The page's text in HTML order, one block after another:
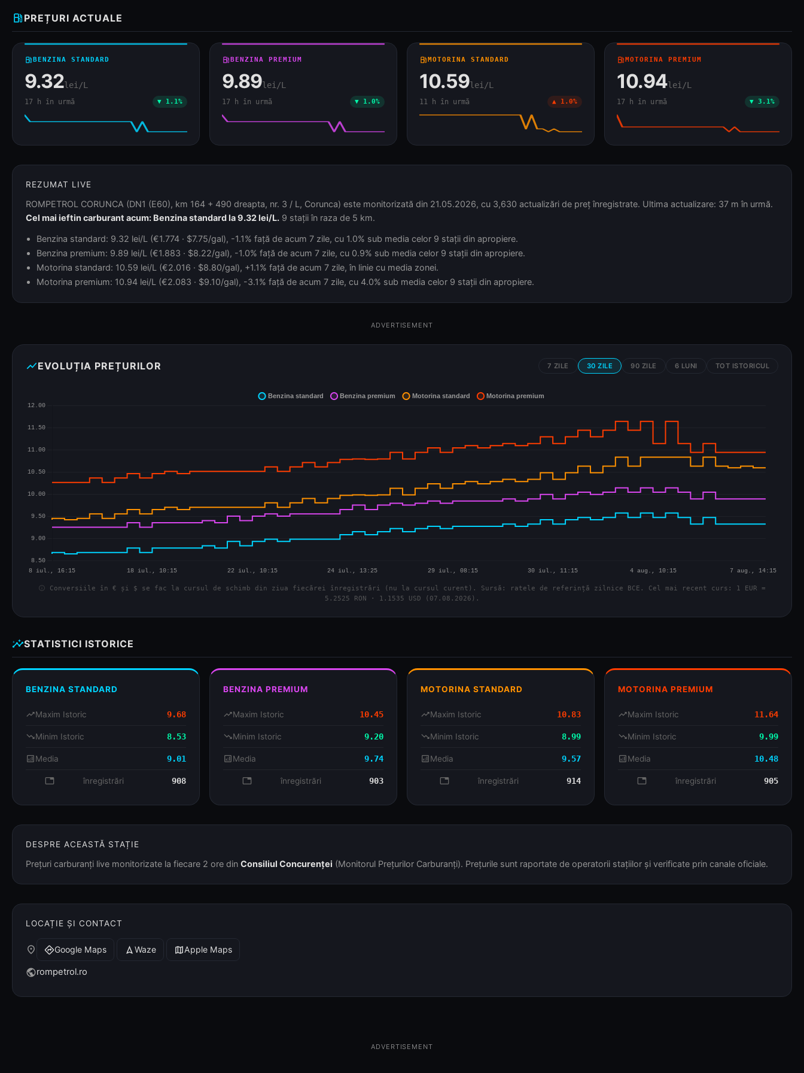
local_gas_station PREȚURI ACTUALE
local_gas_stationBENZINA STANDARD
9.32lei/L
17 h în urmă ▼ 1.1%
local_gas_stationBENZINA PREMIUM
9.89lei/L
17 h în urmă ▼ 1.0%
local_gas_stationMOTORINA STANDARD
10.59lei/L
11 h în urmă ▲ 1.0%
local_gas_stationMOTORINA PREMIUM
10.94lei/L
17 h în urmă ▼ 3.1%
REZUMAT LIVE
ROMPETROL CORUNCA (DN1 (E60), km 164 + 490 dreapta, nr. 3 / L, Corunca) este monitorizată din 21.05.2026, cu 3,630 actualizări de preț înregistrate. Ultima actualizare: 37 m în urmă.
Cel mai ieftin carburant acum: Benzina standard la 9.32 lei/L. 9 stații în raza de 5 km.
Benzina standard: 9.32 lei/L (€1.774 · $7.75/gal), -1.1% față de acum 7 zile, cu 1.0% sub media celor 9 stații din apropiere.
Benzina premium: 9.89 lei/L (€1.883 · $8.22/gal), -1.0% față de acum 7 zile, cu 0.9% sub media celor 9 stații din apropiere.
Motorina standard: 10.59 lei/L (€2.016 · $8.80/gal), +1.1% față de acum 7 zile, în linie cu media zonei.
Motorina premium: 10.94 lei/L (€2.083 · $9.10/gal), -3.1% față de acum 7 zile, cu 4.0% sub media celor 9 stații din apropiere.
ADVERTISEMENT
show_chartEVOLUȚIA PREȚURILOR 7 ZILE 30 ZILE 90 ZILE 6 LUNI TOT ISTORICUL
info
Conversiile în € și $ se fac la cursul de schimb din ziua fiecărei înregistrări (nu la cursul curent). Sursă: ratele de referință zilnice BCE. Cel mai recent curs: 1 EUR =
5.2525 RON · 1.1535 USD (07.08.2026).
insightsSTATISTICI ISTORICE
BENZINA STANDARD
trending_upMaxim Istoric 9.68
trending_downMinim Istoric 8.53
analyticsMedia 9.01
database înregistrări 908
BENZINA PREMIUM
trending_upMaxim Istoric 10.45
trending_downMinim Istoric 9.20
analyticsMedia 9.74
database înregistrări 903
MOTORINA STANDARD
trending_upMaxim Istoric 10.83
trending_downMinim Istoric 8.99
analyticsMedia 9.57
database înregistrări 914
MOTORINA PREMIUM
trending_upMaxim Istoric 11.64
trending_downMinim Istoric 9.99
analyticsMedia 10.48
database înregistrări 905
DESPRE ACEASTĂ STAȚIE
Prețuri carburanți live monitorizate la fiecare 2 ore din Consiliul Concurenței (Monitorul Prețurilor Carburanți). Prețurile sunt raportate de operatorii stațiilor și verificate prin canale oficiale.
LOCAȚIE ȘI CONTACT
place directionsGoogle Maps navigation Waze mapApple Maps
publicrompetrol.ro
ADVERTISEMENT